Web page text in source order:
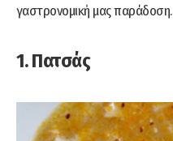
γαστρονομική μας παράδοση.
1. Πατσάς